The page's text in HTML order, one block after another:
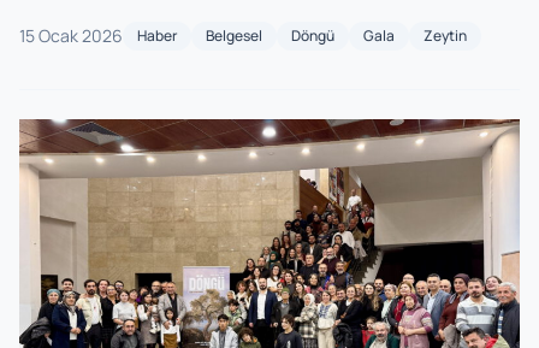
15 Ocak 2026 Haber Belgesel Döngü Gala Zeytin